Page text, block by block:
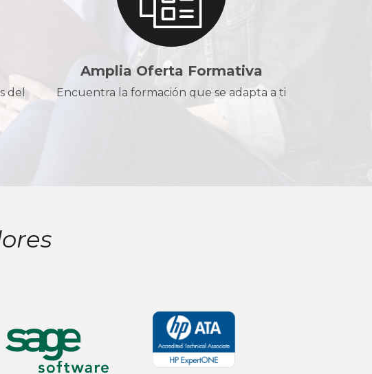
del
Amplia Oferta Formativa
Encuentra la formación que se adapta a ti